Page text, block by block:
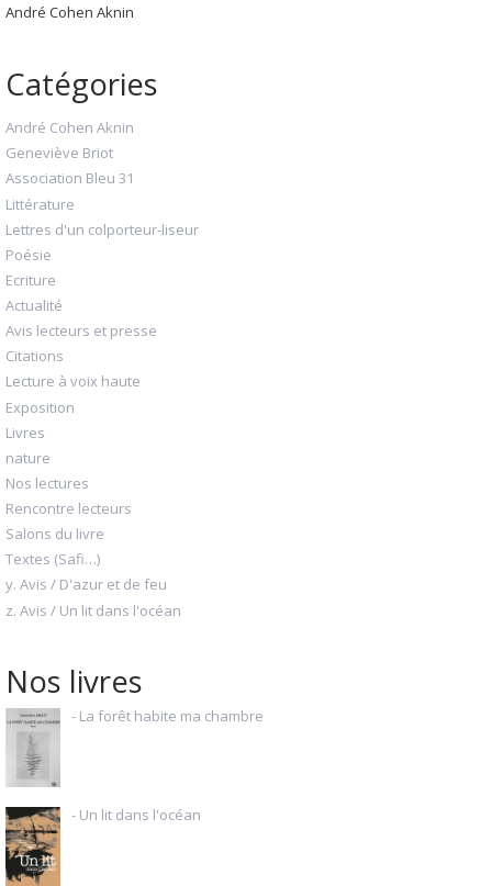
André Cohen Aknin
Catégories
André Cohen Aknin
Geneviève Briot
Association Bleu 31
Littérature
Lettres d'un colporteur-liseur
Poésie
Ecriture
Actualité
Avis lecteurs et presse
Citations
Lecture à voix haute
Exposition
Livres
nature
Nos lectures
Rencontre lecteurs
Salons du livre
Textes (Safi…)
y. Avis / D'azur et de feu
z. Avis / Un lit dans l'océan
Nos livres
- La forêt habite ma chambre
- Un lit dans l'océan